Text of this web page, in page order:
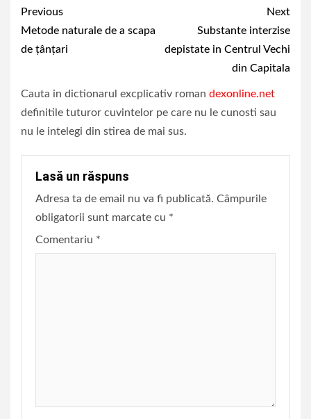
Continue
Reading
Previous
Metode naturale de a scapa
de țânțari
Next
Substante interzise
depistate in Centrul Vechi
din Capitala
Cauta in dictionarul excplicativ roman dexonline.net
definitile tuturor cuvintelor pe care nu le cunosti sau
nu le intelegi din stirea de mai sus.
Lasă un răspuns
Adresa ta de email nu va fi publicată. Câmpurile
obligatorii sunt marcate cu *
Comentariu *